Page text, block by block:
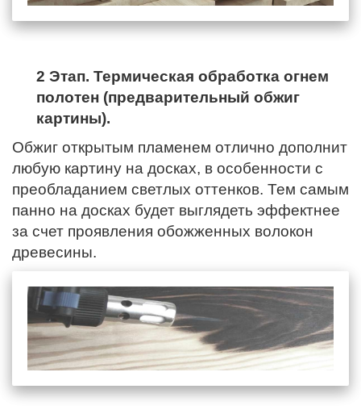
2 Этап. Термическая обработка огнем
полотен (предварительный обжиг
картины).
Обжиг открытым пламенем отлично дополнит
любую картину на досках, в особенности с
преобладанием светлых оттенков. Тем самым
панно на досках будет выглядеть эффектнее
за счет проявления обожженных волокон
древесины.